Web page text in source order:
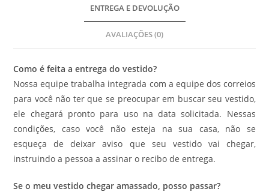
ENTREGA E DEVOLUÇÃO
AVALIAÇÕES (0)
Como é feita a entrega do vestido?
Nossa equipe trabalha integrada com a equipe dos correios
para você não ter que se preocupar em buscar seu vestido,
ele chegará pronto para uso na data solicitada. Nessas
condições, caso você não esteja na sua casa, não se
esqueça de deixar aviso que seu vestido vai chegar,
instruindo a pessoa a assinar o recibo de entrega.
Se o meu vestido chegar amassado, posso passar?